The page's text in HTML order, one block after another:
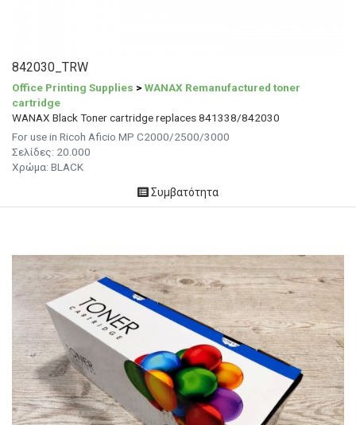
842030_TRW
Office Printing Supplies > WANAX Remanufactured toner
cartridge
WANAX Black Toner cartridge replaces 841338/842030
For use in Ricoh Aficio MP C2000/2500/3000
Σελίδες: 20.000
Χρώμα: BLACK
Συμβατότητα